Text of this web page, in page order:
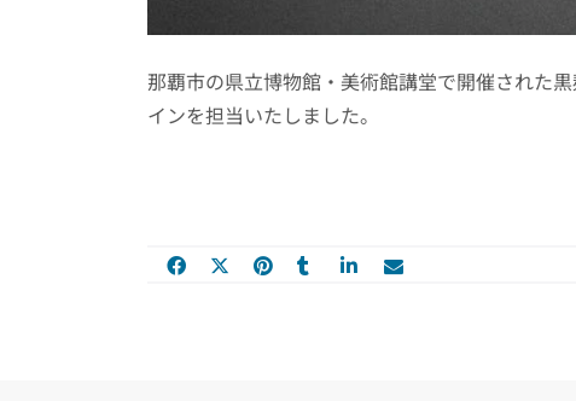
那覇市の県立博物館・美術館講堂で開催された
インを担当いたしました。